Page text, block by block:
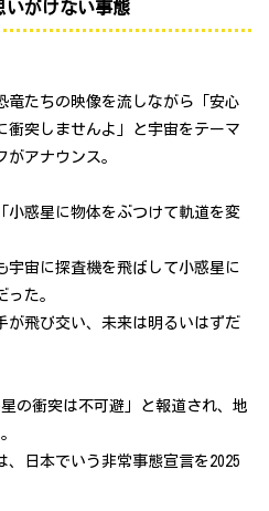
がけない事態
竜たちの映像を流しながら「安心
衝突しませんよ」と宇宙をテーマ
アナウンス。
小惑星に物体をぶつけて軌道を変
宇宙に探査機を飛ばして小惑星に
た。
が飛び交い、未来は明るいはずだ
の衝突は不可避」と報道され、地
日本でいう非常事態宣言を2025